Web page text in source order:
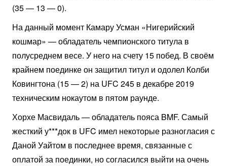
(35 — 13 — 0).
На данный момент Камару Усман «Нигерийский
кошмар» — обладатель чемпионского титула в
полусреднем весе. У него на счету 15 побед. В своём
крайнем поединке он защитил титул и одолел Колби
Ковингтона (15 — 2) на UFC 245 в декабре 2019
техническим нокаутом в пятом раунде.
Хорхе Масвидаль — обладатель пояса BMF. Самый
жесткий у***док в UFC имел некоторые разногласия с
Даной Уайтом в последнее время, связанные с
оплатой за поединки, но согласился выйти на очень